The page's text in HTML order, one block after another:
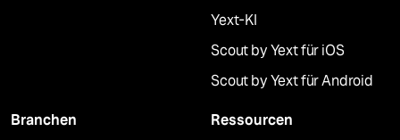
Yext-KI
Scout by Yext für iOS
Scout by Yext für Android
Branchen
Ressourcen